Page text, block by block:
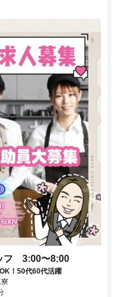
フ 3:00〜8:00
！50代60代活躍